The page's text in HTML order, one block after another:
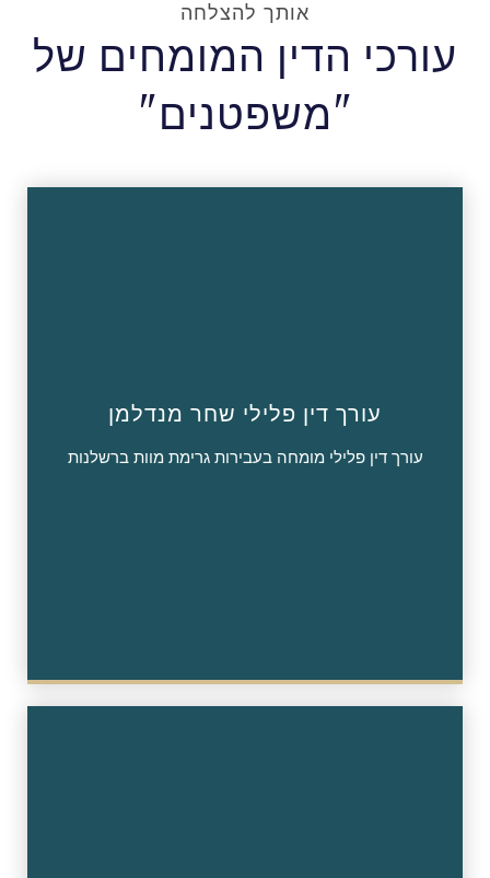
אותך להצלחה
עורכי הדין המומחים של
"משפטנים"
עורך דין פלילי שחר מנדלמן
עורך דין פלילי מומחה בעבירות גרימת מוות ברשלנות